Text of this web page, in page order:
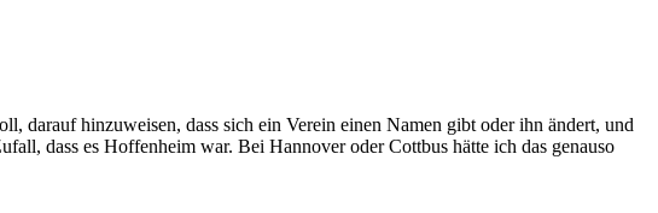
darauf hinzuweisen, dass sich ein Verein einen Namen gibt oder ihn ändert, und
dass es Hoffenheim war. Bei Hannover oder Cottbus hätte ich das genauso